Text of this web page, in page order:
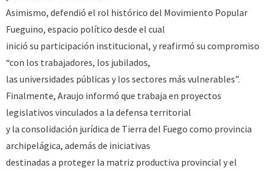
Asimismo, defendió el rol histórico del Movimiento Popular
Fueguino, espacio político desde el cual
inició su participación institucional, y reafirmó su compromiso
“con los trabajadores, los jubilados,
las universidades públicas y los sectores más vulnerables”.
Finalmente, Araujo informó que trabaja en proyectos
legislativos vinculados a la defensa territorial
y la consolidación jurídica de Tierra del Fuego como provincia
archipelágica, además de iniciativas
destinadas a proteger la matriz productiva provincial y el